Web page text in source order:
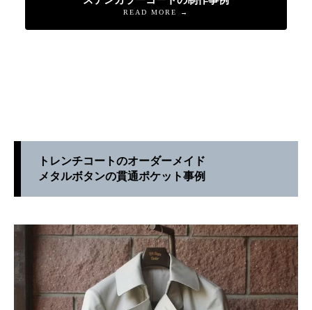
READ MORE →
トレンチコートのオーダーメイド
メタルボタンの貫通ポケット事例